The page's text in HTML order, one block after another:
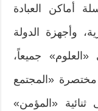
أماكن العبادة
وأجهزة الدولة
جميعاً،
«المجتمع
«المؤمن»